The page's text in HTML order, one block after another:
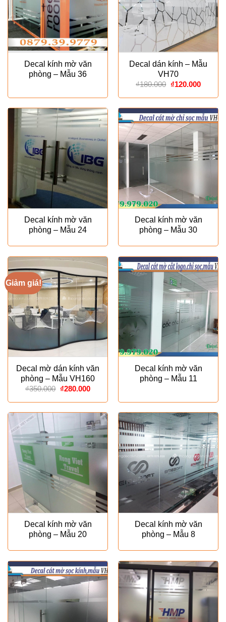
Decal kính mờ văn
phòng – Mẫu 36
Decal dán kính – Mẫu
VH70
₫180.000 Giá
là:
₫180.000.
₫120.000Giá
tại
là:
Decal kính mờ văn
phòng – Mẫu 24
Decal kính mờ văn
phòng – Mẫu 30
Giảm giá!
Decal mờ dán kính văn
phòng – Mẫu VH160
₫350.000 Giá
là:
₫350.000.
₫280.000Giá
tại
là:
₫280.000.
Decal kính mờ văn
phòng – Mẫu 11
Decal kính mờ văn
phòng – Mẫu 20
Decal kính mờ văn
phòng – Mẫu 8